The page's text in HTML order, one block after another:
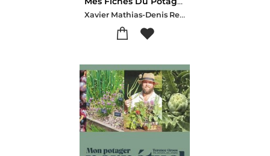
Xavier Mathias-Denis Retournard